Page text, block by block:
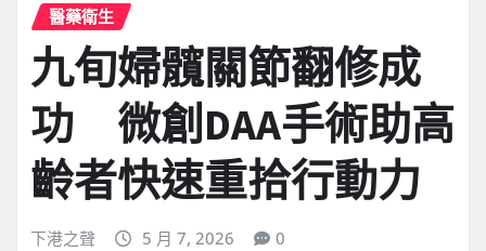
醫藥衛生
九旬婦髖關節翻修成
功 微創DAA手術助高
齡者快速重拾行動力
下港之聲 5 月 7, 2026 0